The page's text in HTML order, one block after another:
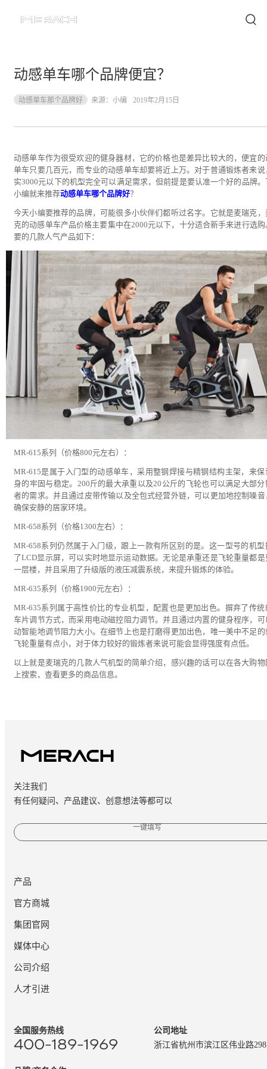
动感单车哪个品牌便宜？
动感单车那个品牌好 来源： 小编 2019年2月15日
动感单车作为很受欢迎的健身器材，它的价格也是差异比较大的，便宜的
单车只要几百元，而专业的动感单车却要将近上万。对于普通锻炼者来说
实3000元以下的机型完全可以满足需求，但前提是要认准一个好的品牌。
小编就来推荐动感单车哪个品牌好？
今天小编要推荐的品牌，可能很多小伙伴们都听过名字。它就是麦瑞克，
克的动感单车产品价格主要集中在2000元以下，十分适合新手来进行选购
要的几款人气产品如下：
MR-615系列（价格800元左右）：
MR-615是属于入门型的动感单车，采用整钢焊接与精钢结构主架，来保
身的牢固与稳定。200斤的最大承重以及20公斤的飞轮也可以满足大部分
者的需求。并且通过皮带传输以及全包式经营外链，可以更加地控制噪音
确保安静的居家环境。
MR-658系列（价格1300左右）：
MR-658系列仍然属于入门级，跟上一款有所区别的是。这一型号的机型
了LCD显示屏，可以实时地显示运动数据。无论是承重还是飞轮重量都是
一层楼，并且采用了升级版的液压减震系统，来提升锻炼的体验。
MR-635系列（价格1900元左右）：
MR-635系列属于高性价比的专业机型，配置也是更加出色。摒弃了传统
车片调节方式，而采用电动磁控阻力调节。并且通过内置的健身程序，可
动智能地调节阻力大小。在细节上也是打磨得更加出色，唯一美中不足的
飞轮重量有点小，对于体力较好的锻炼者来说可能会显得强度有点低。
以上就是麦瑞克的几款人气机型的简单介绍，感兴趣的话可以在各大购物
上搜索，查看更多的商品信息。
关注我们
有任何疑问、产品建议、创意想法等都可以
一键填写
产品
官方商城
集团官网
媒体中心
公司介绍
人才引进
全国服务热线
400-189-1969
公司地址
浙江省杭州市滨江区伟业路